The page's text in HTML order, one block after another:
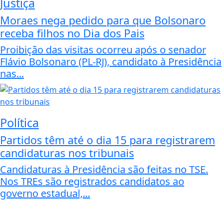
Moraes nega pedido para que Bolsonaro
receba filhos no Dia dos Pais
Proibição das visitas ocorreu após o senador
Flávio Bolsonaro (PL-RJ), candidato à Presidência
nas...
Política
Partidos têm até o dia 15 para registrarem
candidaturas nos tribunais
Candidaturas à Presidência são feitas no TSE.
Nos TREs são registrados candidatos ao
governo estadual,...